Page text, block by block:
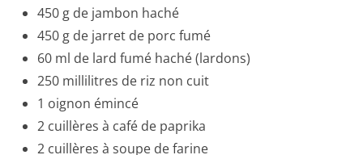
450 g de jambon haché
450 g de jarret de porc fumé
60 ml de lard fumé haché (lardons)
250 millilitres de riz non cuit
1 oignon émincé
2 cuillères à café de paprika
2 cuillères à soupe de farine